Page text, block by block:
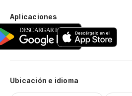
Aplicaciones
Ubicación e idioma